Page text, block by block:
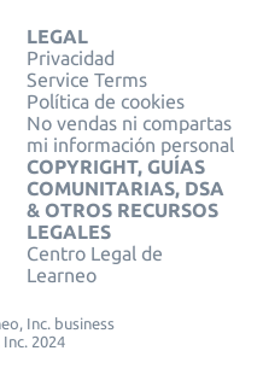
LEGAL
Privacidad
Service Terms
Política de cookies
No vendas ni compartas
mi información personal
COPYRIGHT, GUÍAS
COMUNITARIAS, DSA
& OTROS RECURSOS
LEGALES
Centro Legal de
Learneo
Inc. business
2024